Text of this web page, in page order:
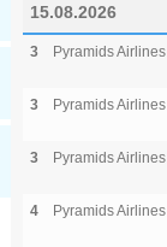
15.08.2026
3 Pyramids Airlines
3 Pyramids Airlines
3 Pyramids Airlines
4 Pyramids Airlines